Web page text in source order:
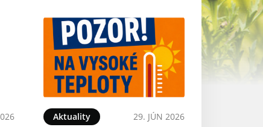
Aktuality 29. JÚN 2026